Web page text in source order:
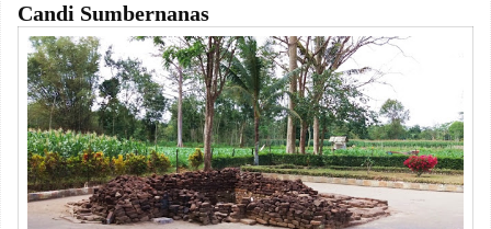
Candi Sumbernanas